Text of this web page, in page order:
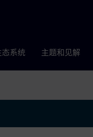
系统 主题和见解